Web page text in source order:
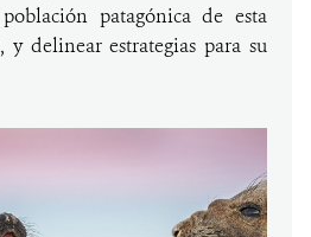
patagónica de esta
y delinear estrategias para su